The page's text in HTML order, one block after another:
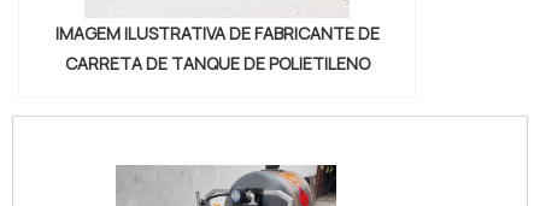
IMAGEM ILUSTRATIVA DE FABRICANTE DE
CARRETA DE TANQUE DE POLIETILENO